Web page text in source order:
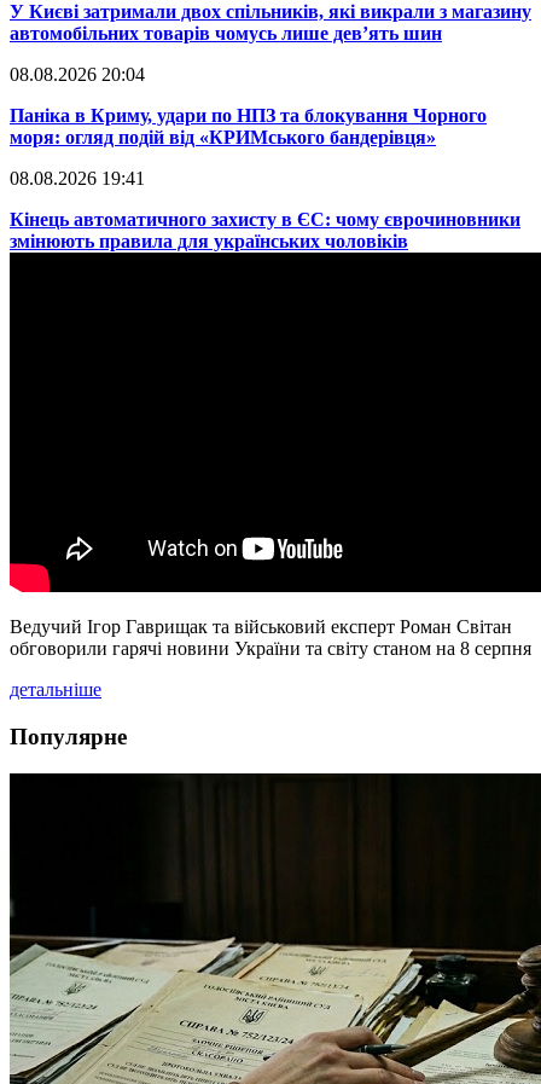
​У Києві затримали двох спільників, які викрали з магазину
автомобільних товарів чомусь лише дев’ять шин
08.08.2026 20:04
Паніка в Криму, удари по НПЗ та блокування Чорного
моря: огляд подій від «КРИМського бандерівця»
08.08.2026 19:41
​Кінець автоматичного захисту в ЄС: чому єврочиновники
змінюють правила для українських чоловіків
Ведучий Ігор Гаврищак та військовий експерт Роман Світан
обговорили гарячі новини України та світу станом на 8 серпня
детальніше
Популярне